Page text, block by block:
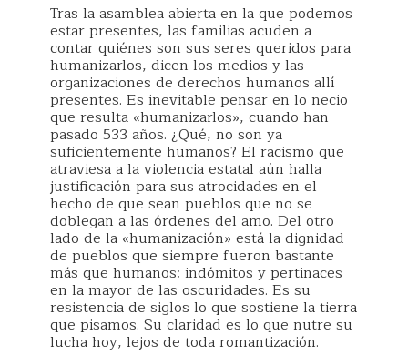
Tras la asamblea abierta en la que podemos
estar presentes, las familias acuden a
contar quiénes son sus seres queridos para
humanizarlos, dicen los medios y las
organizaciones de derechos humanos allí
presentes. Es inevitable pensar en lo necio
que resulta «humanizarlos», cuando han
pasado 533 años. ¿Qué, no son ya
suficientemente humanos? El racismo que
atraviesa a la violencia estatal aún halla
justificación para sus atrocidades en el
hecho de que sean pueblos que no se
doblegan a las órdenes del amo. Del otro
lado de la «humanización» está la dignidad
de pueblos que siempre fueron bastante
más que humanos: indómitos y pertinaces
en la mayor de las oscuridades. Es su
resistencia de siglos lo que sostiene la tierra
que pisamos. Su claridad es lo que nutre su
lucha hoy, lejos de toda romantización.